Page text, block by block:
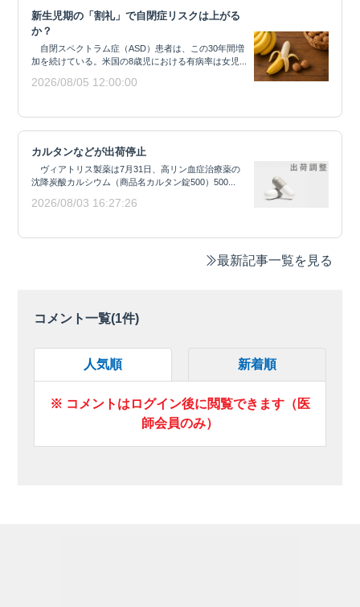
新生児期の「割礼」で自閉症リスクは上がる
か？
自閉スペクトラム症（ASD）患者は、この30年間増
加を続けている。米国の8歳児における有病率は女児...
2026/08/05 12:00:00
カルタンなどが出荷停止
ヴィアトリス製薬は7月31日、高リン血症治療薬の
沈降炭酸カルシウム（商品名カルタン錠500）500...
2026/08/03 16:27:26
最新記事一覧を見る
コメント一覧(1件)
人気順 新着順
※ コメントはログイン後に閲覧できます（医
師会員のみ）